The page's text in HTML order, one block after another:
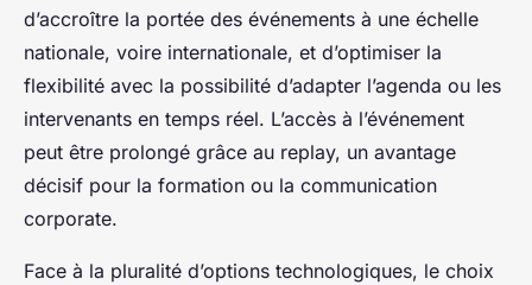
d’accroître la portée des événements à une échelle
nationale, voire internationale, et d’optimiser la
flexibilité avec la possibilité d’adapter l’agenda ou les
intervenants en temps réel. L’accès à l’événement
peut être prolongé grâce au replay, un avantage
décisif pour la formation ou la communication
corporate.
Face à la pluralité d’options technologiques, le choix